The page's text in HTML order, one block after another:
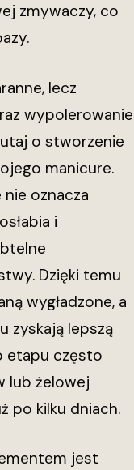
zmywaczy, co
lecz
wypolerowanie
o stworzenie
manicure.
oznacza
i
Dzięki temu
wygładzone, a
zyskają lepszą
etapu często
lub żelowej
po kilku dniach.
jest